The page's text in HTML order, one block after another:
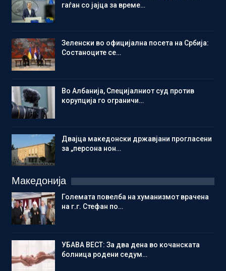
гаѓан со јајца за време…
Зеленски во официјална посета на Србија:
Состаноците се…
Во Албанија, Специјалниот суд против
корупција го ограничи…
Двајца македонски државјани прогласени
за „персона нон…
Македонија
Големата повелба на хуманизмот врачена
на г.г. Стефан по…
УБАВА ВЕСТ: За два дена во кочанската
болница родени седум…